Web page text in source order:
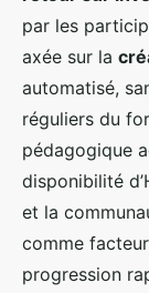
par les
axée sur la
automatisé,
réguliers du
pédagogique
disponibilité
et la
comme
progression